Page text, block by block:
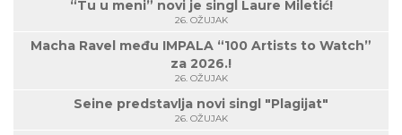
“Tu u meni” novi je singl Laure Miletić!
26. OŽUJAK
Macha Ravel među IMPALA “100 Artists to Watch”
za 2026.!
26. OŽUJAK
Seine predstavlja novi singl "Plagijat"
26. OŽUJAK